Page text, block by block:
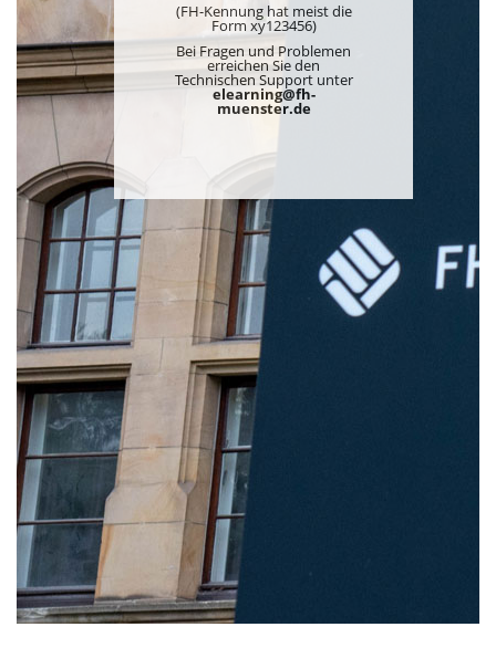
(FH-Kennung hat meist die
Form xy123456)
Bei Fragen und Problemen
erreichen Sie den
Technischen Support unter
elearning@fh-
muenster.de